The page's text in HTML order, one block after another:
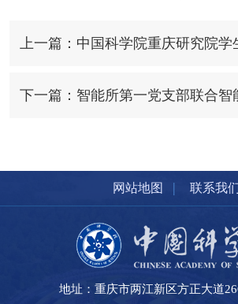
网站地图 | 联系我
地址：重庆市两江新区方正大道